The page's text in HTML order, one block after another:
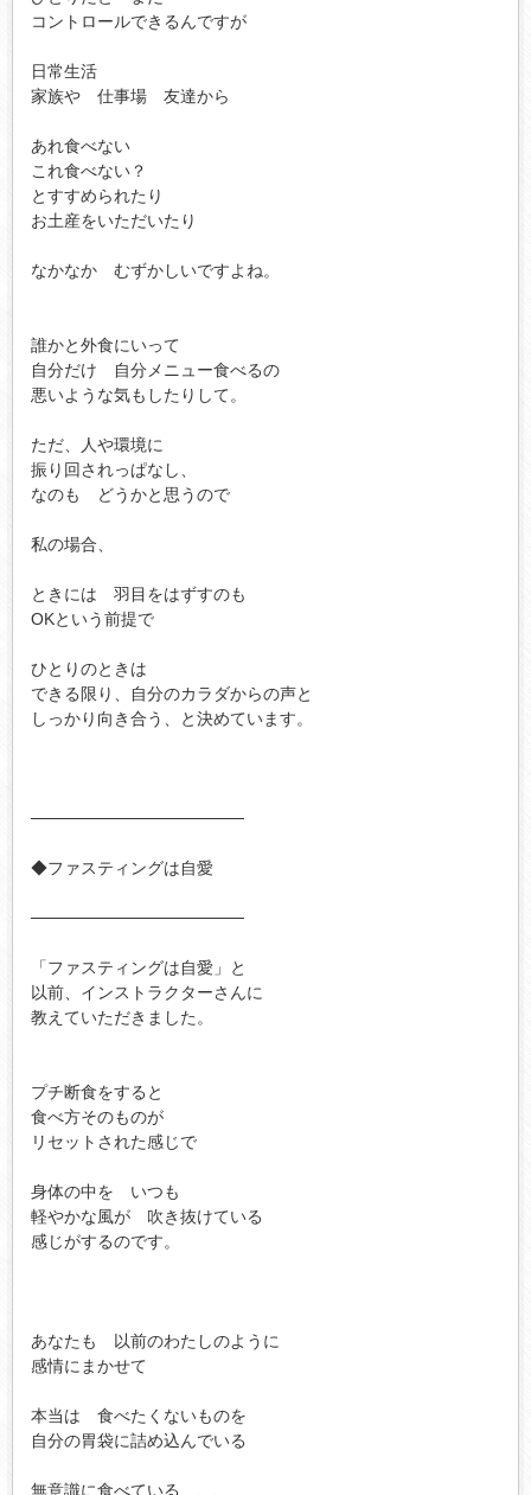
コントロールできるんですが
日常生活
家族や　仕事場　友達から
あれ食べない
これ食べない？
とすすめられたり
お土産をいただいたり
なかなか　むずかしいですよね。
誰かと外食にいって
自分だけ　自分メニュー食べるの
悪いような気もしたりして。
ただ、人や環境に
振り回されっぱなし、
なのも　どうかと思うので
私の場合、
ときには　羽目をはずすのも
OKという前提で
ひとりのときは
できる限り、自分のカラダからの声と
しっかり向き合う、と決めています。
──────────────────
◆ファスティングは自愛
──────────────────
「ファスティングは自愛」と
以前、インストラクターさんに
教えていただきました。
プチ断食をすると
食べ方そのものが
リセットされた感じで
身体の中を　いつも
軽やかな風が　吹き抜けている
感じがするのです。
あなたも　以前のわたしのように
感情にまかせて
本当は　食べたくないものを
自分の胃袋に詰め込んでいる
無意識に食べている、、、